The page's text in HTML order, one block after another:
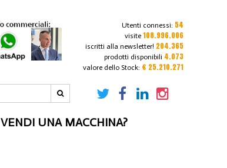
Utenti connessi: 54
visite 108.996.006
iscritti alla newsletter! 204.365
prodotti disponibili 4.073
valore dello Stock: € 25.210.271
VENDI UNA MACCHINA?